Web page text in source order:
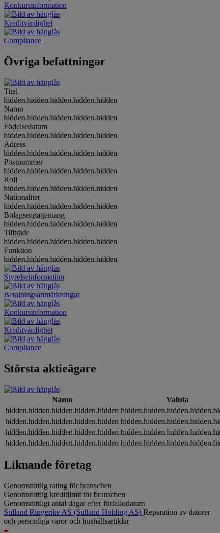
Konkursinformation
Kreditvärdighet
Compliance
Övriga befattningar
Titel
hidden.hidden.hidden.hidden.hidden
Namn
hidden.hidden.hidden.hidden.hidden
Födelsedatum
hidden.hidden.hidden.hidden.hidden
Adress
hidden.hidden.hidden.hidden.hidden
Postnummer
hidden.hidden.hidden.hidden.hidden
Roll
hidden.hidden.hidden.hidden.hidden
Nationalitet
hidden.hidden.hidden.hidden.hidden
Bolagsengagemang
hidden.hidden.hidden.hidden.hidden
Tillträde
hidden.hidden.hidden.hidden.hidden
Funktion
hidden.hidden.hidden.hidden.hidden
Styrelseinformation
Betalningsanmärkningar
Konkursinformation
Kreditvärdighet
Compliance
Största aktieägare
Namn
Valuta
hidden.hidden.hidden.hidden.hidden
hidden.hidden.hidden.hidden.hidden
hidden.hidden.hidden.hidden.hidden
hidden.hidden.hidden.hidden.hidden
Liknande företag
Genomsnittlig rating för branschen
Genomsnittlig kreditlimit för branschen
Genomsnittligt antal dagar efter förfallodatum
Sulland Ringerike AS (Sulland Holding AS) Reparation av datorer
och personliga varor och hushållsartiklar